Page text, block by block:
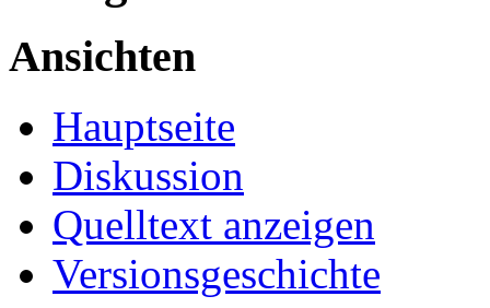
Ansichten
Hauptseite
Diskussion
Quelltext anzeigen
Versionsgeschichte